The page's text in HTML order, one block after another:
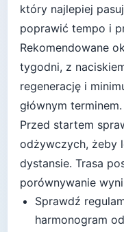
który najlepiej
poprawić tempo i
Rekomendowane
tygodni, z
regenerację i
głównym terminem.
Przed startem
odżywczych, żeby
dystansie. Trasa
porównywanie
Sprawdź
harmonogram